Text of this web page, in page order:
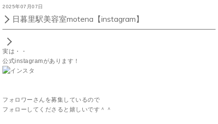
2025年07月07日
日暮里駅美容室motena【instagram】
実は・・
公式instagramがあります！
フォロワーさんを募集しているので
フォローしてくださると嬉しいです＾＾